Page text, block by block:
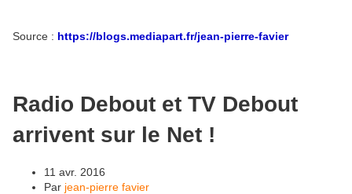
Source : https://blogs.mediapart.fr/jean-pierre-favier
Radio Debout et TV Debout
arrivent sur le Net !
11 avr. 2016
Par jean-pierre favier